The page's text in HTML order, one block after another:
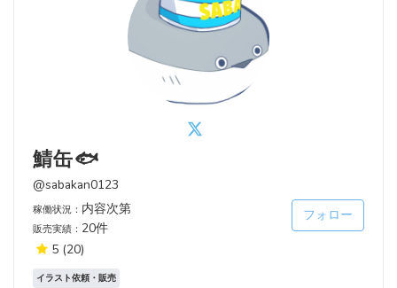
鯖缶🐟
@sabakan0123
稼働状況： 内容次第
販売実績： 20件
5 (20)
フォロー
イラスト依頼・販売